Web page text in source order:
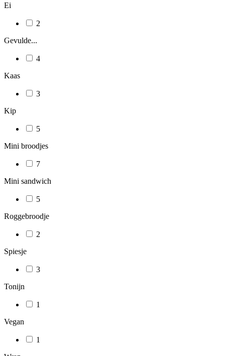
Ei
2
Gevulde...
4
Kaas
3
Kip
5
Mini broodjes
7
Mini sandwich
5
Roggebroodje
2
Spiesje
3
Tonijn
1
Vegan
1